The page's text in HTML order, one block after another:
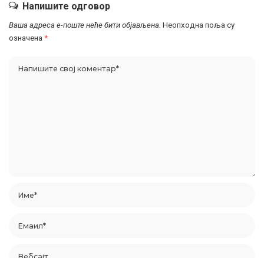
Напишите одговор
Ваша адреса е-поште неће бити објављена. Неопходна поља су
означена *